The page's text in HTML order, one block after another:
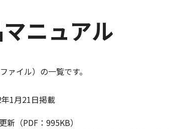
ニュアル
ァイル）の一覧です。
1月21日掲載
（PDF：995KB）